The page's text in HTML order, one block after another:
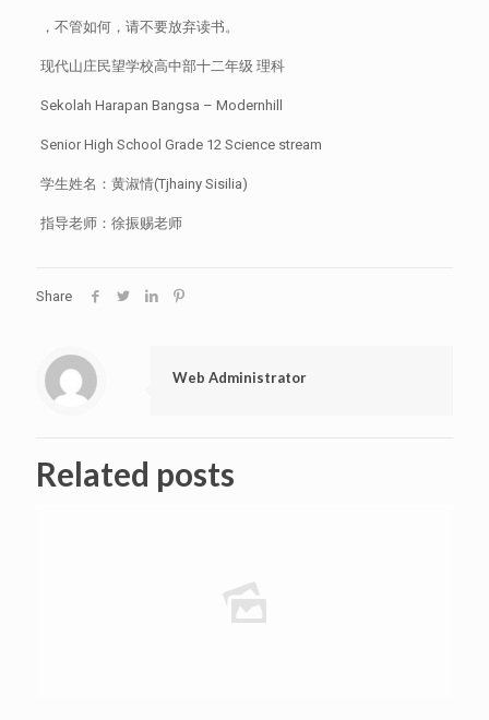
，不管如何，请不要放弃读书。
现代山庄民望学校高中部十二年级 理科
Sekolah Harapan Bangsa – Modernhill
Senior High School Grade 12 Science stream
学生姓名：黄淑情(Tjhainy Sisilia)
指导老师：徐振赐老师
Share
Web Administrator
Related posts